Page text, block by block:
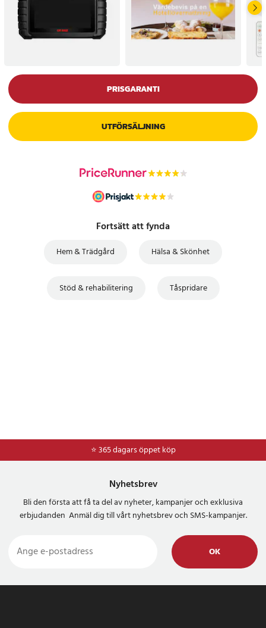
PRISGARANTI
UTFÖRSÄLJNING
Fortsätt att fynda
Hem & Trädgård Hälsa & Skönhet
Stöd & rehabilitering Tåspridare
⭐ 365 dagars öppet köp
⭐Frakt 49kr *
Nyhetsbrev
Bli den första att få ta del av nyheter, kampanjer och exklusiva
erbjudanden Anmäl dig till vårt nyhetsbrev och SMS-kampanjer.
OK